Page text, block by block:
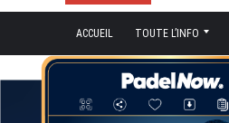
ACCUEIL TOUTE L’INFO